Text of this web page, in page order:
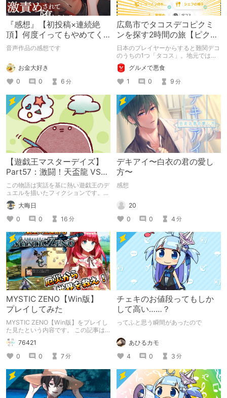
『感想』【初投稿×連続絶
頂】何度イってもやめてく
れない嫉妬彼氏に激責めさ
音声作品の感想です
お金大好き
0
0 6 分
広島市でタコスデコピクミ
ンを探す2時間の旅【ピクミ
ンブルーム / Pikmin
Bloom】
日本のプレイヤーからすると難関デコ
のうちの1つ「タコス」。地元では見
つけられなかった男が広島で探す旅を
お送りします。ねくすと5月のテーマ
「お出かけの記録」。
グルメで悪食
1
0 9 分
【遊戯王マスターデイズ】
Part57：激闘！天盃龍 VS
千年D【架空デュエル】
この物語は実話を基に熱い遊戯王のデ
ュエルを描いたフィクションです。
（自分用メモ：2025-05-14）
大晦日
0
0 16 分
デキアイ〜白衣の君の愛し
方〜
感想
20
0
0 4 分
MYSTIC ZENO【Win版】
プレイしてみた
MYSTIC ZENO【Win版】をプレイし
た見たという内容です。 この記事は
通常のクリエイターズ記事です。
76421
0
0 7分
チェキのお値段ってもしか
して高い……？
ってふと思う瞬間があったので
あひるカモ
4
0 3 分